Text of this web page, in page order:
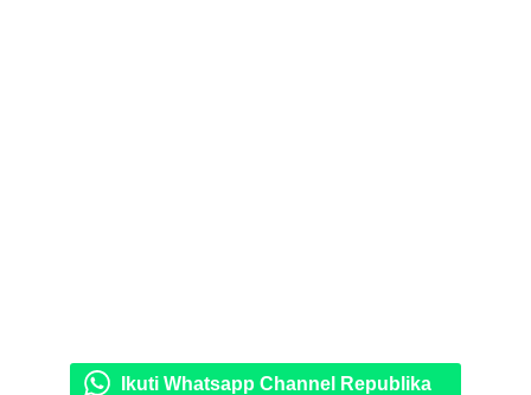
Ikuti Whatsapp Channel Republika